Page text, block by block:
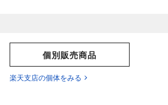
個別販売商品
楽天支店の個体をみる